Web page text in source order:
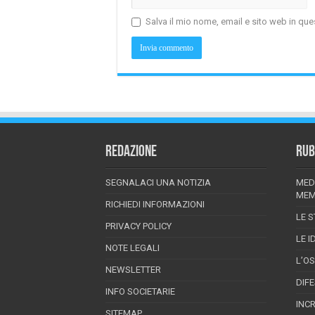
Salva il mio nome, email e sito web in
REDAZIONE
SEGNALACI UNA NOTIZIA
RICHIEDI INFORMAZIONI
PRIVACY POLICY
NOTE LEGALI
NEWSLETTER
INFO SOCIETARIE
LE
LE